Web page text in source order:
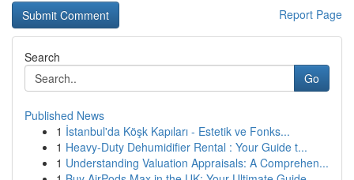
Report Page
Search
Go
Published News
1 İstanbul'da Köşk Kapıları - Estetik ve Fonks...
1 Heavy-Duty Dehumidifier Rental : Your Guide t...
1 Understanding Valuation Appraisals: A Comprehen...